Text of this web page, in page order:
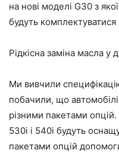
на нові моделі G30 з
будуть
Рідкісна заміна масла у
Ми вивчили
побачили, що
різними пакетами
530i і 540i будуть
пакетами опцій